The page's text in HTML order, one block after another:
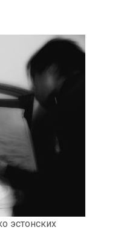
эстонских